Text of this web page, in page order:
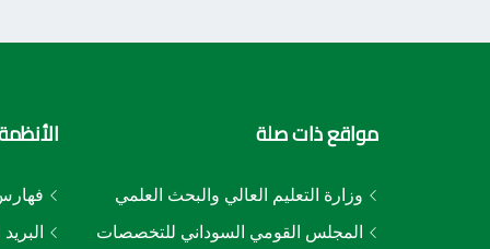
مواقع ذات صلة
وزارة التعليم العالي والبحث العلمي
المجلس القومي السوداني للتخصصات